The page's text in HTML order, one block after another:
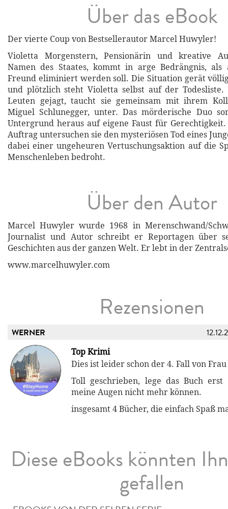
Über das eBook
Der vierte Coup von Bestsellerautor Marcel Huwyler!
Violetta Morgenstern, Pensionärin und kreative
Namen des Staates, kommt in arge Bedrängnis, als
Freund eliminiert werden soll. Die Situation gerät
und plötzlich steht Violetta selbst auf der Todesliste.
Leuten gejagt, taucht sie gemeinsam mit ihrem
Miguel Schlunegger, unter. Das mörderische Duo
Untergrund heraus auf eigene Faust für
Auftrag untersuchen sie den mysteriösen Tod eines
dabei einer ungeheuren Vertuschungsaktion auf die
Menschenleben bedroht.
Über den Autor
Marcel Huwyler wurde 1968 in Merenschwand/
Journalist und Autor schreibt er Reportagen über
Geschichten aus der ganzen Welt. Er lebt in der
www.marcelhuwyler.com
Rezensionen
WERNER
Top Krimi
Dies ist leider schon der 4. Fall von
Toll geschrieben, lege das Buch
meine Augen nicht mehr können.
insgesamt 4 Bücher, die einfach Spaß
Diese eBooks könnten
gefallen